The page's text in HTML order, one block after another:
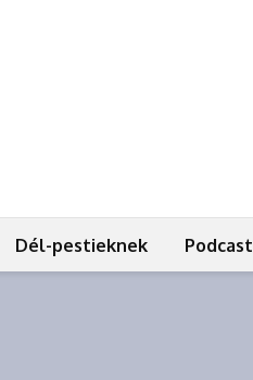
Dél-pestieknek Podcast